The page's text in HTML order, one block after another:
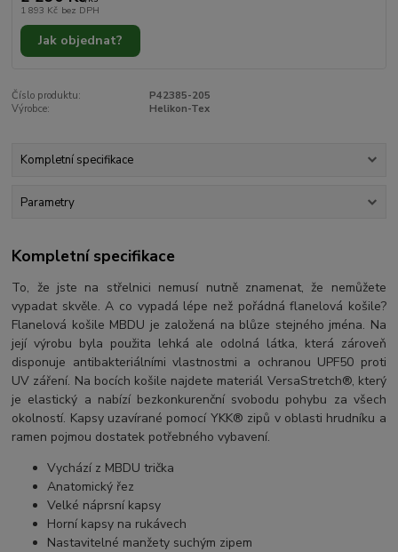
1 893 Kč bez DPH
Jak objednat?
Číslo produktu:
P42385-205
Výrobce:
Helikon-Tex
Kompletní specifikace
Parametry
Kompletní specifikace
To, že jste na střelnici nemusí nutně znamenat, že nemůžete
vypadat skvěle. A co vypadá lépe než pořádná flanelová košile?
Flanelová košile MBDU je založená na blůze stejného jména. Na
její výrobu byla použita lehká ale odolná látka, která zároveň
disponuje antibakteriálními vlastnostmi a ochranou UPF50 proti
UV záření. Na bocích košile najdete materiál VersaStretch®, který
je elastický a nabízí bezkonkurenční svobodu pohybu za všech
okolností. Kapsy uzavírané pomocí YKK® zipů v oblasti hrudníku a
ramen pojmou dostatek potřebného vybavení.
Vychází z MBDU trička
Anatomický řez
Velké náprsní kapsy
Horní kapsy na rukávech
Nastavitelné manžety suchým zipem